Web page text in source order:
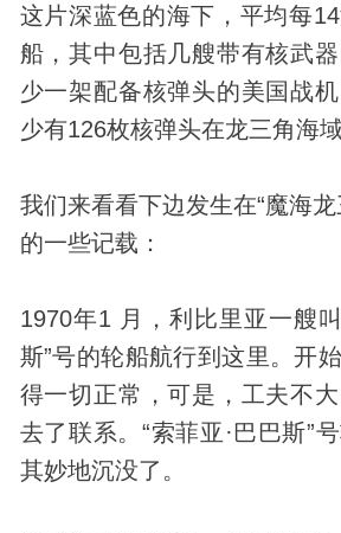
这片深蓝色的海下，平均每
船，其中包括几艘带有核武
少一架配备核弹头的美国战
少有126枚核弹头在龙三角海域
我们来看看下边发生在“魔海
的一些记载：
1970年1 月，利比里亚一艘
斯”号的轮船航行到这里。开
得一切正常，可是，工夫不
去了联系。“索菲亚·巴巴斯”
其妙地沉没了。